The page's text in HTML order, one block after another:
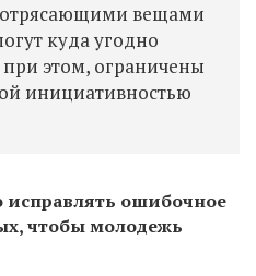
вещами
куда угодно
этом, ограничены
инициативностью
исправлять ошибочное
чтобы молодежь